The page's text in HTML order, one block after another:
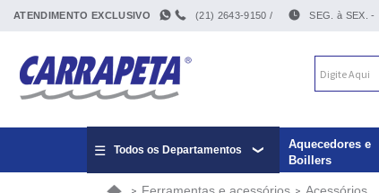
ATENDIMENTO EXCLUSIVO (21) 2643-9150 / SEG. à SEX. -
Todos os Departamentos
Aquecedores e
Boillers